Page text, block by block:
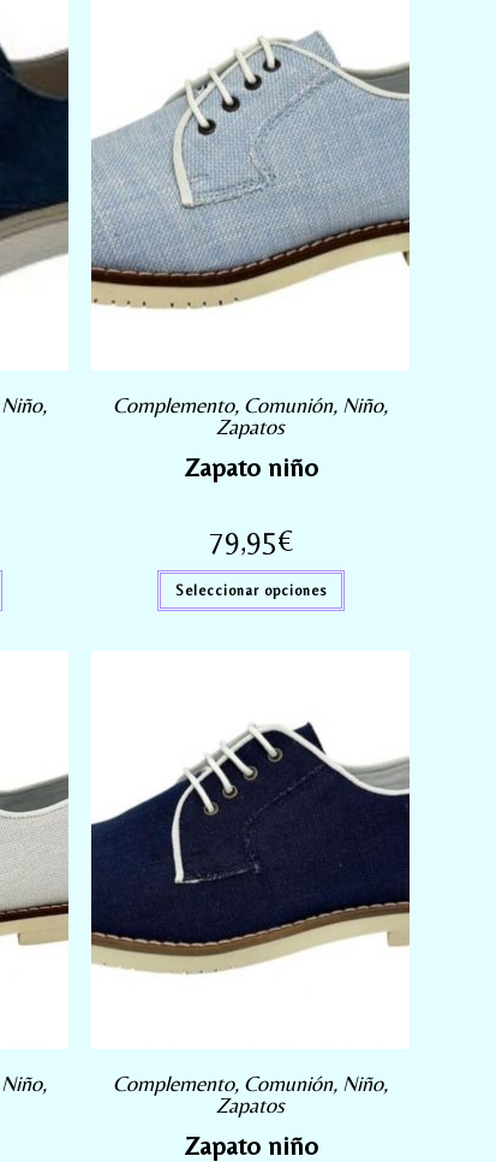
Niño,
Complemento, Comunión, Niño,
Zapatos
Zapato niño
79,95€
Seleccionar opciones
Niño,
Complemento, Comunión, Niño,
Zapatos
Zapato niño